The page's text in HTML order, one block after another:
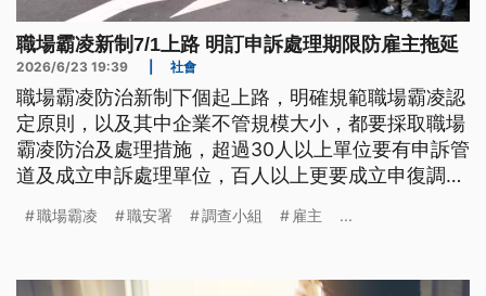
職場霸凌新制7/1上路 明訂申訴處理期限防雇主拖延
2026/6/23 19:39 社會
職場霸凌防治新制下個起上路，明確規範職場霸凌認
定原則，以及其中企業不管規模大小，都要採取職場
霸凌防治及處理措施，超過30人以上單位要有申訴管
道及成立申訴處理單位，百人以上更要成立申復調查
理。
職場霸凌 職安署 調查小組 雇主 ...